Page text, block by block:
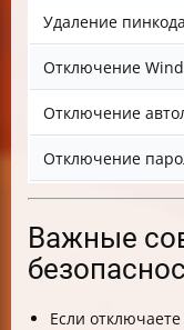
Удаление
Отключение
Отключение
Отключение
Важные
Если